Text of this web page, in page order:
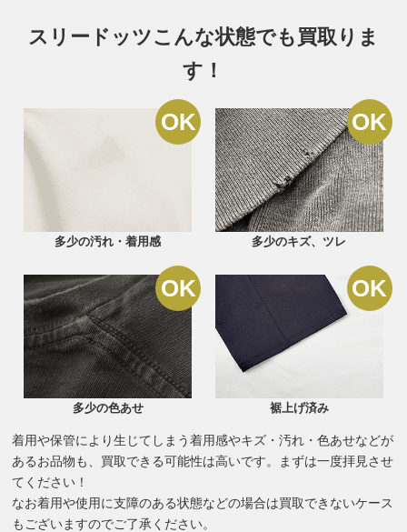
スリードッツこんな状態でも買取りま
す！
多少の汚れ・着用感 多少のキズ、ツレ
多少の色あせ 裾上げ済み
着用や保管により生じてしまう着用感やキズ・汚れ・色あせなどが
あるお品物も、買取できる可能性は高いです。まずは一度拝見させ
てください！
なお着用や使用に支障のある状態などの場合は買取できないケース
もございますのでご了承ください。